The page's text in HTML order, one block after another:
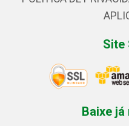
Site
Baixe já